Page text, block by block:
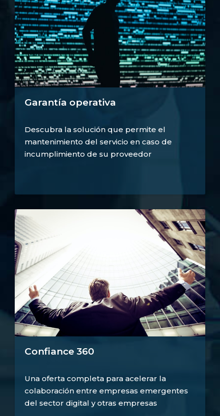
Garantía operativa
Descubra la solución que permite el
mantenimiento del servicio en caso de
incumplimiento de su proveedor
Confiance 360
Una oferta completa para acelerar la
colaboración entre empresas emergentes
del sector digital y otras empresas